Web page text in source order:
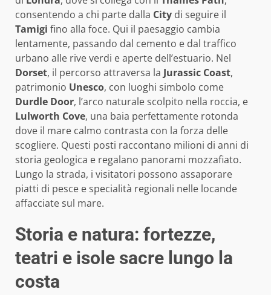
consentendo a chi parte dalla City di seguire il
Tamigi fino alla foce. Qui il paesaggio cambia
lentamente, passando dal cemento e dal traffico
urbano alle rive verdi e aperte dell’estuario. Nel
Dorset, il percorso attraversa la Jurassic Coast,
patrimonio Unesco, con luoghi simbolo come
Durdle Door, l’arco naturale scolpito nella roccia, e
Lulworth Cove, una baia perfettamente rotonda
dove il mare calmo contrasta con la forza delle
scogliere. Questi posti raccontano milioni di anni di
storia geologica e regalano panorami mozzafiato.
Lungo la strada, i visitatori possono assaporare
piatti di pesce e specialità regionali nelle locande
affacciate sul mare.
Storia e natura: fortezze,
teatri e isole sacre lungo la
costa